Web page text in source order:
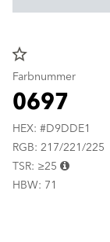
star_border
Farbnummer
0697
HEX: #D9DDE1
RGB: 217/221/225
TSR: ≥25
HBW: 71